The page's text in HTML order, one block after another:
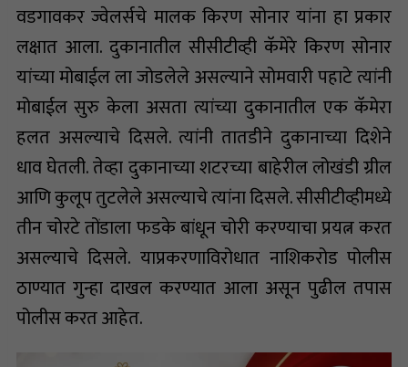
वडगावकर ज्वेलर्सचे मालक किरण सोनार यांना हा प्रकार
लक्षात आला. दुकानातील सीसीटीव्ही कॅमेरे किरण सोनार
यांच्या मोबाईल ला जोडलेले असल्याने सोमवारी पहाटे त्यांनी
मोबाईल सुरु केला असता त्यांच्या दुकानातील एक कॅमेरा
हलत असल्याचे दिसले. त्यांनी तातडीने दुकानाच्या दिशेने
धाव घेतली. तेव्हा दुकानाच्या शटरच्या बाहेरील लोखंडी ग्रील
आणि कुलूप तुटलेले असल्याचे त्यांना दिसले. सीसीटीव्हीमध्ये
तीन चोरटे तोंडाला फडके बांधून चोरी करण्याचा प्रयत्न करत
असल्याचे दिसले. याप्रकरणाविरोधात नाशिकरोड पोलीस
ठाण्यात गुन्हा दाखल करण्यात आला असून पुढील तपास
पोलीस करत आहेत.